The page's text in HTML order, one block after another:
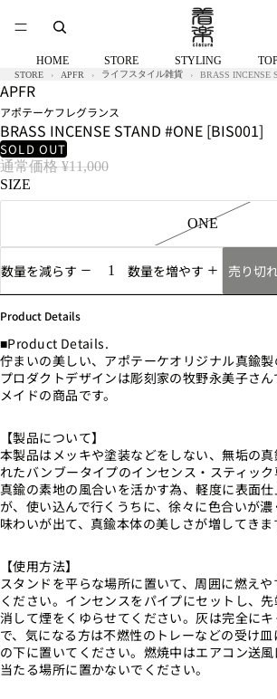
HOME STORE STYLING
STORE APFR ライフスタイル雑貨 BRASS INCENSE
APFR
アポテーケフレグランス
BRASS INCENSE STAND #ONE [BIS001]
SOLD OUT
通常価格¥11,000
SIZE
ONE
数量を減らす 数量を増やす 売り切
Product Details
■Product Details.
佇まいの美しい、アポテーケオリジナル真鍮製
プロダクトデザインは彫刻家の牧野永美子さ
メイドの商品です。
【製品について】
本製品はメッキや塗装などをしない、無垢の
れたバンブータイプのインセンス・スティック
真鍮の素地の風合いを活かす為、軽度に表面
が、使い込んで行くうちに、徐々に色合いが
味わいが出て、真鍮本体の美しさが増してきま
【使用方法】
スタンドを平らな場所に置いて、周囲に燃え
ください。インセンスをパイプにセットし、
消して煙をくゆらせてください。灰は完全に
で、気になる方は不燃性のトレーなどの受け
の下に置いてください。燃焼中はエアコン送
当たる場所に置かないでください。